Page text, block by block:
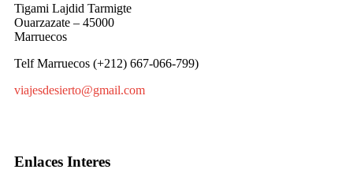
Tigami Lajdid Tarmigte
Ouarzazate – 45000
Marruecos
Telf Marruecos (+212) 667-066-799)
viajesdesierto@gmail.com
Enlaces Interes